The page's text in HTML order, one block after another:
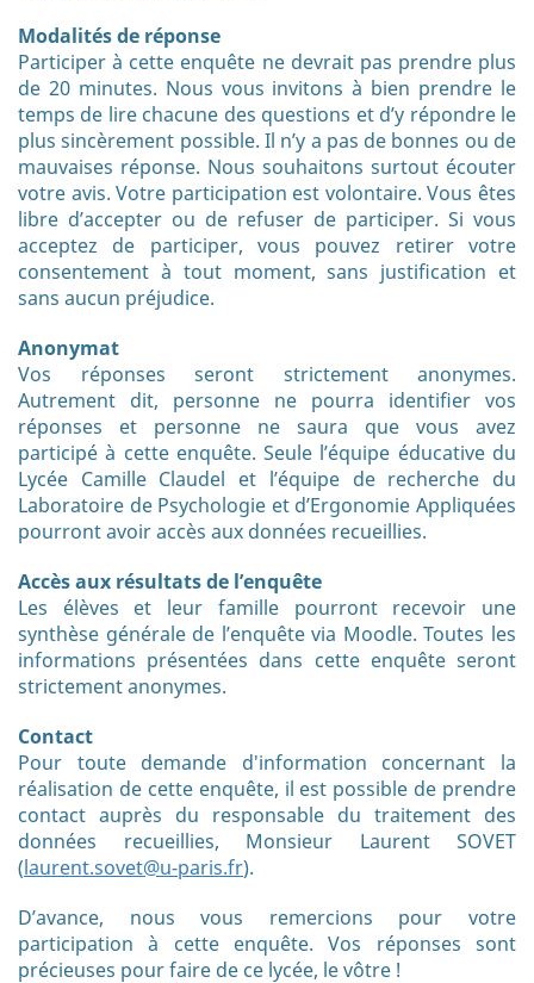
Modalités de réponse
Participer à cette enquête ne devrait pas prendre plus
de 20 minutes. Nous vous invitons à bien prendre le
temps de lire chacune des questions et d’y répondre le
plus sincèrement possible. Il n’y a pas de bonnes ou de
mauvaises réponse. Nous souhaitons surtout écouter
votre avis. Votre participation est volontaire. Vous êtes
libre d’accepter ou de refuser de participer. Si vous
acceptez de participer, vous pouvez retirer votre
consentement à tout moment, sans justification et
sans aucun préjudice.
Anonymat
Vos réponses seront strictement anonymes.
Autrement dit, personne ne pourra identifier vos
réponses et personne ne saura que vous avez
participé à cette enquête. Seule l’équipe éducative du
Lycée Camille Claudel et l’équipe de recherche du
Laboratoire de Psychologie et d’Ergonomie Appliquées
pourront avoir accès aux données recueillies.
Accès aux résultats de l’enquête
Les élèves et leur famille pourront recevoir une
synthèse générale de l’enquête via Moodle. Toutes les
informations présentées dans cette enquête seront
strictement anonymes.
Contact
Pour toute demande d'information concernant la
réalisation de cette enquête, il est possible de prendre
contact auprès du responsable du traitement des
données recueillies, Monsieur Laurent SOVET
(laurent.sovet@u-paris.fr).
D’avance, nous vous remercions pour votre
participation à cette enquête. Vos réponses sont
précieuses pour faire de ce lycée, le vôtre !